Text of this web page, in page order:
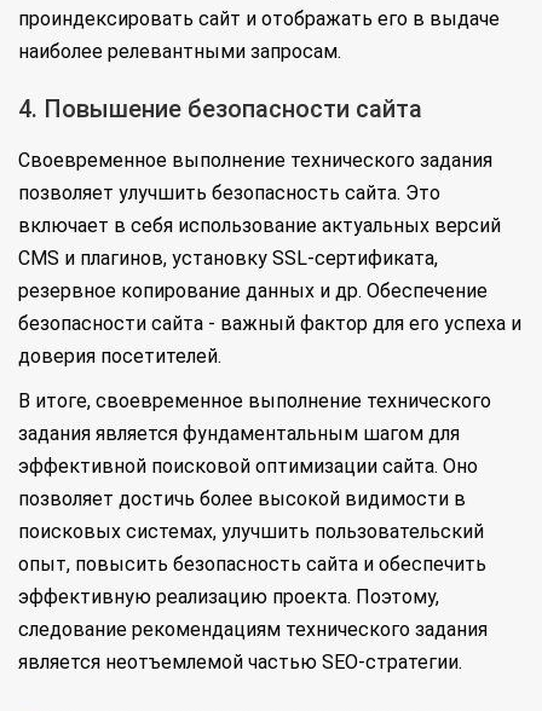
проиндексировать сайт и отображать его в выдаче
наиболее релевантными запросам.
4. Повышение безопасности сайта
Своевременное выполнение технического задания
позволяет улучшить безопасность сайта. Это
включает в себя использование актуальных версий
CMS и плагинов, установку SSL-сертификата,
резервное копирование данных и др. Обеспечение
безопасности сайта - важный фактор для его успеха и
доверия посетителей.
В итоге, своевременное выполнение технического
задания является фундаментальным шагом для
эффективной поисковой оптимизации сайта. Оно
позволяет достичь более высокой видимости в
поисковых системах, улучшить пользовательский
опыт, повысить безопасность сайта и обеспечить
эффективную реализацию проекта. Поэтому,
следование рекомендациям технического задания
является неотъемлемой частью SEO-стратегии.